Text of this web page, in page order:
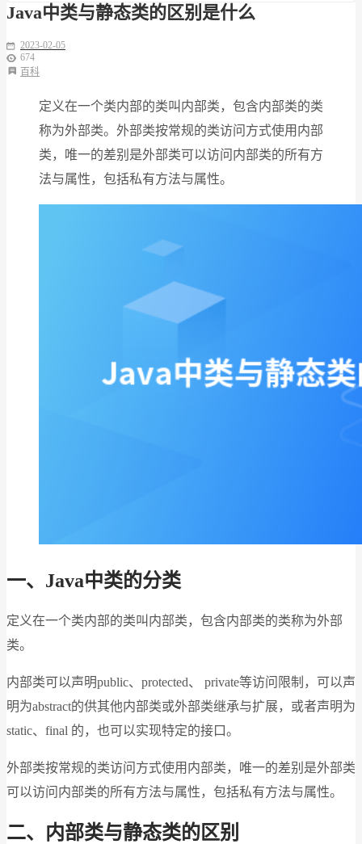
Java中类与静态类的区别是什么
2023-02-05
674
百科
定义在⼀个类内部的类叫内部类，包含内部类的类
称为外部类。外部类按常规的类访问⽅式使⽤内部
类，唯⼀的差别是外部类可以访问内部类的所有⽅
法与属性，包括私有⽅法与属性。
一、Java中类的分类
定义在⼀个类内部的类叫内部类，包含内部类的类称为外部
类。
内部类可以声明public、protected、 private等访问限制，可以声
明为abstract的供其他内部类或外部类继承与扩展，或者声明为
static、final 的，也可以实现特定的接⼝。
外部类按常规的类访问⽅式使⽤内部类，唯⼀的差别是外部类
可以访问内部类的所有⽅法与属性，包括私有⽅法与属性。
二、内部类与静态类的区别